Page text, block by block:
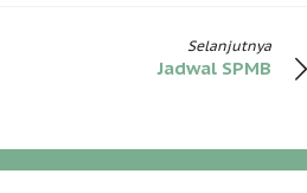
Selanjutnya
Jadwal SPMB